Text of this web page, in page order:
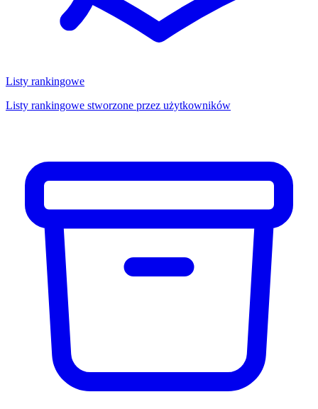
Listy rankingowe
Listy rankingowe stworzone przez użytkowników